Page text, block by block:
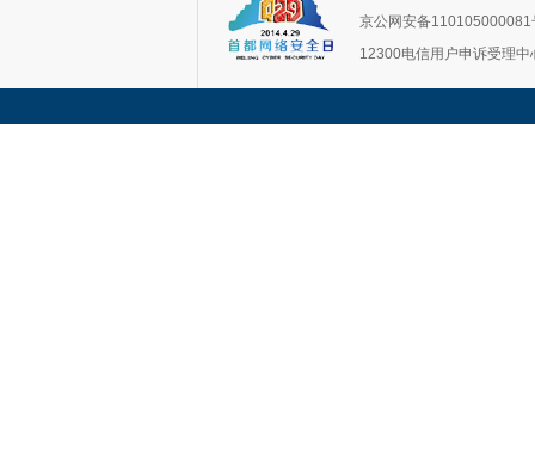
京公网安备110105000081
12300电信用户申诉受理中